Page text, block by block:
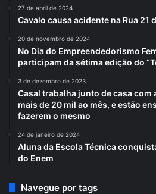
27 de abril de 2024
Cavalo causa acidente na Rua 21
20 de novembro de 2024
No Dia do Empreendedorismo
participam da sétima edição do
3 de dezembro de 2023
Casal trabalha junto de casa com
mais de 20 mil ao mês, e estão
fazerem o mesmo
24 de janeiro de 2024
Aluna da Escola Técnica
do Enem
Navegue por tags